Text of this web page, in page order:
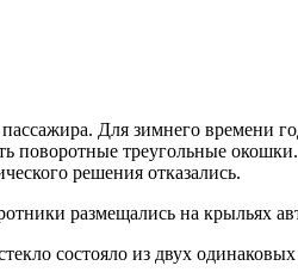
Для зимнего времени
поворотные треугольные
решения отказались.
размещались на крыльях
состояло из двух